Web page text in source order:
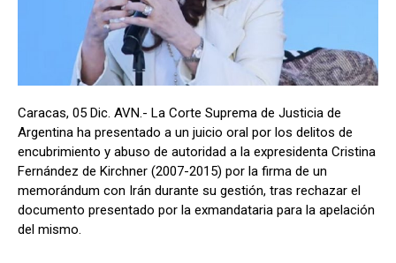
Caracas, 05 Dic. AVN.- La Corte Suprema de Justicia de
Argentina ha presentado a un juicio oral por los delitos de
encubrimiento y abuso de autoridad a la expresidenta Cristina
Fernández de Kirchner (2007-2015) por la firma de un
memorándum con Irán durante su gestión, tras rechazar el
documento presentado por la exmandataria para la apelación
del mismo.